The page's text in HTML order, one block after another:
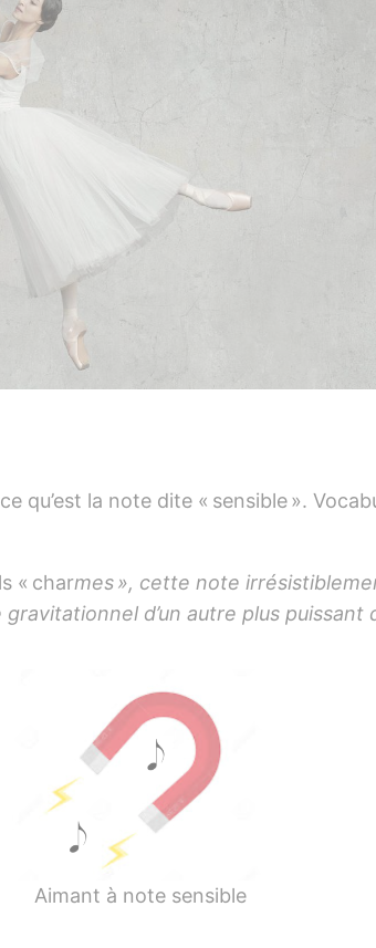
qu’est la note dite « sensible ».
« charmes », cette note
d’un autre plus
Aimant à note sensible